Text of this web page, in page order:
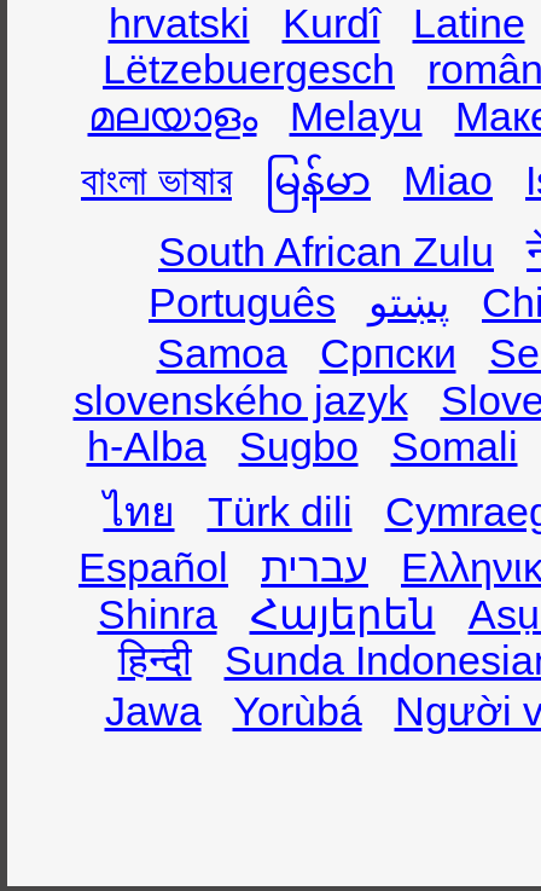
hrvatski
Kurdî
Latine
Lëtzebuergesch
മലയാളം
Melayu
বাংলা ভাষার
မြန်မာ Miao
South African Zulu
Português
پښتو
Samoa
Српски
slovenského jazyk
h-Alba
Sugbo
Somali
ไทย
Türk dili
Español
עברית
Shinra
Հայերեն
हिन्दी
Sunda
Jawa
Yorùbá Người